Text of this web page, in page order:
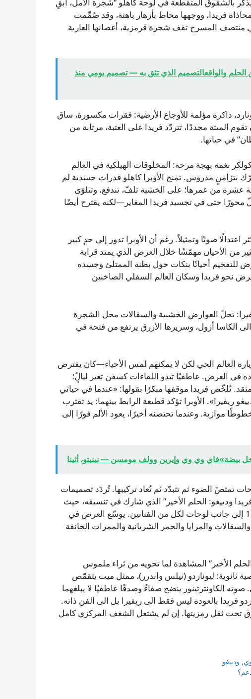
بمحاذاة فريدا، ووجهها محاط بأزهار باهتة، وقد صُمِّمت
منتصف المسرح تقف شجرة قرمزية، أغصانها العارية
الحلم والواقعالتصميم الذي تثق به — تصميم يومي منذ
ذاكرة مؤلمة للأوجاع الأرضية: فقرات مكسورة، ساق
الميتة مجددًا، تتردّد فريدا على العتبة، مرتابة من
في حياتها.
نغمة بهجة مرحة: المخلوقات الهيلكية في العالم
بتزامنٍ مدروس. تمنح الأوبرا كاهلو قدرات جسدية لم
عشرة من عمرها؛ على الخشبة تلفّ، تندفع، وتتلوّى
حتى في تجسيد فريدا المغاير—لكنه يقترح أيضًا
صوتًا وتمثيلاً. رغم أن الأوبرا تدور إلى حدٍ كبير
من الأحيان مهمّشًا خلال العرض الذي يمتد قرابة
للتفخيم أحيانًا بنكات حول بطنه الممتلئ وجسده
نحو فريدا وسكان العالم السفلي الصاخبين
تحلّ العوارض الخشبية والسقالات محل الشجرة
الكاسا أزول، وسريرها الأزرق يرتفع من فتحة في
العالم الحي لكن لا يمكنهم لمس الأحياء—كان يفترض
في العرض. عاطفيًا تبدو اللقاءات كسفن تعبر ليالًٍ؛
تُلخّص فريدا موقفها مبكرًا بقولها: «عندما في حياتي
ريفيرا». الأوبرا تؤكد قطيعة الرابط بينهما: يد تقترب
موازية. وعندما تحتضنه أخيرًا، يعود الألم فورًا إلى
بيضة»فاي وي وي وإيرين وولف مومسن — نينيتو، أثينا
تمتصّ الضوء ثم تتبدّد ثم تُعاد تركيبها. تُردّد تصميمات
ودييغو: الحلم الأخير” الذي شارك في تنسيقه، حيث
تبرز رسومات دييغو لمشاهد مسرحية باليه عام 1932 إلى جانب لوحات لكل من الفنانين. يوسّع العرض في
والمرايا والحمر الشريانية والممرات الخانقة
الأخير” المشاهدة لما تحويه من ثراء ملموس
ليوناردو (نيلس واندرر)، ممثل ميت يتقمّص
الكاونترتينور ينضح صفاءً وصدقًا عاطفيًا لا يبلغهما
فريدا بالعودة ليس فقط الى ريفيرا بل الى الفن ذاته.
تحت ثقل رمزيتها. إن لم يشتعل الشغف المركزي كامل
, ودييغو